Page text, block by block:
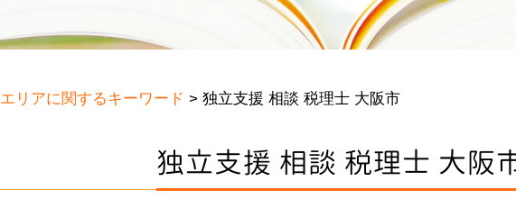
エリアに関するキーワード > 独立支援 相談 税理士 大阪市
独立支援 相談 税理士 大阪